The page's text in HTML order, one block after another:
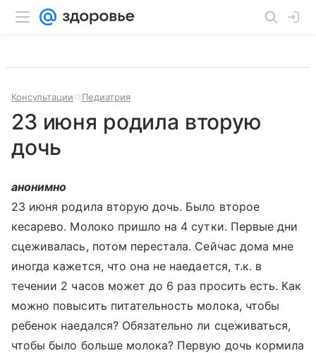
Консультации Педиатрия
23 июня родила вторую
дочь
анонимно
23 июня родила вторую дочь. Было второе
кесарево. Молоко пришло на 4 сутки. Первые дни
сцеживалась, потом перестала. Сейчас дома мне
иногда кажется, что она не наедается, т.к. в
течении 2 часов может до 6 раз просить есть. Как
можно повысить питательность молока, чтобы
ребенок наедался? Обязательно ли сцеживаться,
чтобы было больше молока? Первую дочь кормила